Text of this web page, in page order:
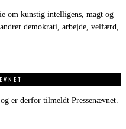
om kunstig intelligens, magt og
demokrati, arbejde, velfærd,
er derfor tilmeldt Pressenævnet.